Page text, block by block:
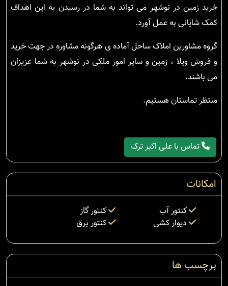
خرید زمین در نوشهر می تواند به شما در رسیدن به این اهداف
کمک شایانی به عمل آورد.
گروه مشاورین املاک ساحل آماده ی هرگونه مشاوره در جهت خرید
و فروش ویلا ، زمین و سایر امور ملکی در نوشهر به شما عزیزان
می باشند.
منتظر تماستان هستیم.
تماس با علی اکبر ترک
امکانات
کنتور آب
کنتور گاز
دیوار کشی
کنتور برق
برچسب ها